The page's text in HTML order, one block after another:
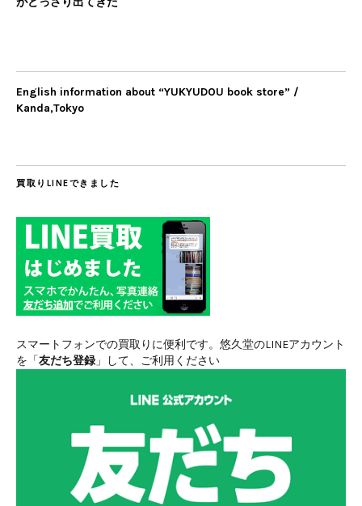
English information about “YUKYUDOU book store” /
Kanda,Tokyo
買取りLINEできました
スマートフォンでの買取りに便利です。悠久堂のLINEアカウント
を「友だち登録 」して、ご利用ください